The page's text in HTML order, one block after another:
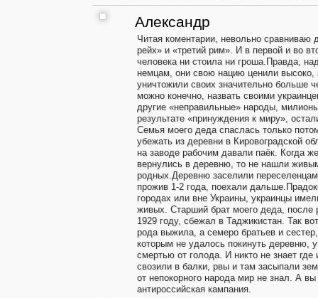
Александр
Читая коментарии, невольно сравниваю
рейх» и «третий рим». И в первой и во
человека ни стоила ни гроша.Правда,
немцам, они свою нацию ценили высоко,
уничтожили своих значительно больше
можно конечно, назвать своими
другие «неправильные» народы,
результате «принуждения к миру»,
Семья моего деда спаслась только
убежать из деревни в Кировоградской
на заводе рабочим давали паёк. Когда
вернулись в деревню, то не нашли
родных.Деревню заселили
прожив 1-2 года, поехали
городах или вне Украины, украинцы
живых. Старший брат моего деда, после
1929 году, сбежал в Таджикистан. Так
рода выжила, а семеро братьев и
которым не удалось покинуть деревню,
смертью от голода. И никто не знает
свозили в балки, рвы и там засыпали
от непокорного народа мир не знал. А вы
антироссийская кампания.